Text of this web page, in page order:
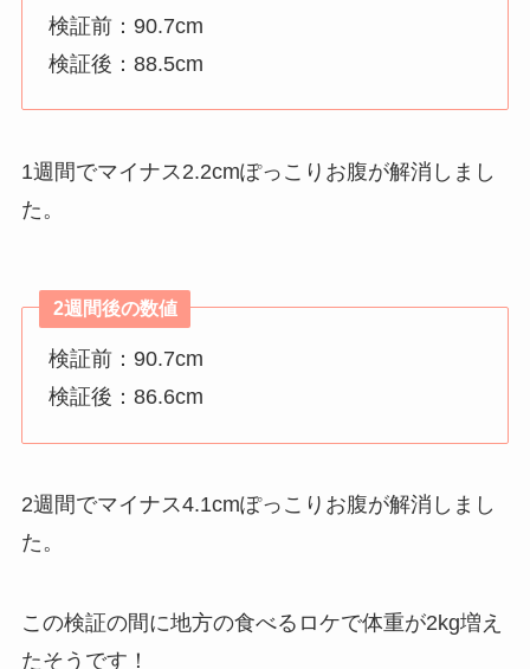
検証前：90.7cm
検証後：88.5cm
1週間でマイナス2.2cmぽっこりお腹が解消しまし
た。
2週間後の数値
検証前：90.7cm
検証後：86.6cm
2週間でマイナス4.1cmぽっこりお腹が解消しまし
た。
この検証の間に地方の食べるロケで体重が2kg増え
たそうです！